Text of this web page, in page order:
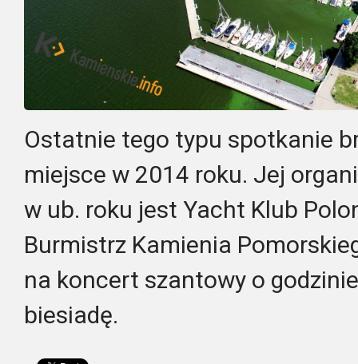
Ostatnie tego typu spotkanie
miejsce w 2014 roku. Jej
w ub. roku jest Yacht Klub
Burmistrz Kamienia
na koncert szantowy o
biesiadę.